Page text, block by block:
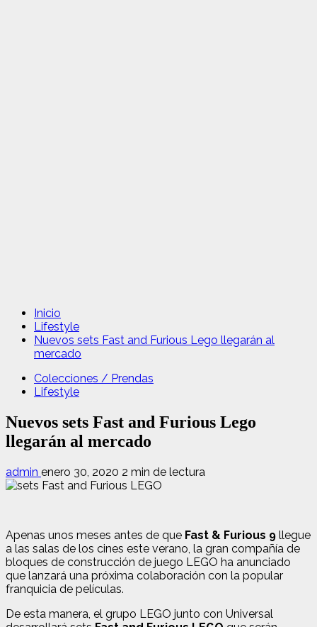
Inicio
Lifestyle
Nuevos sets Fast and Furious Lego llegarán al
mercado
Colecciones / Prendas
Lifestyle
Nuevos sets Fast and Furious Lego
llegarán al mercado
admin enero 30, 2020 2 min de lectura
Apenas unos meses antes de que Fast & Furious 9 llegue
a las salas de los cines este verano, la gran compañía de
bloques de construcción de juego LEGO ha anunciado
que lanzará una próxima colaboración con la popular
franquicia de películas.
De esta manera, el grupo LEGO junto con Universal